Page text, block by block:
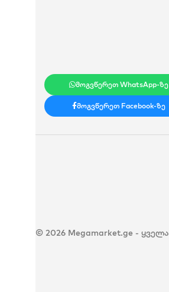
მოგვწერეთ WhatsApp-ზე
მოგვწერეთ Facebook-ზე
© 2026 Megamarket.ge -